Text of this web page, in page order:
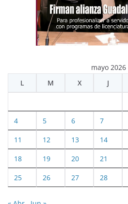
mayo 2026
L
M X J
4 5 6 7
11 12 13 14
18 19 20 21
25 26 27 28